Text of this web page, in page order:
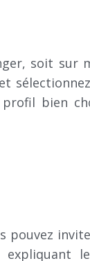
soit
bien
pouvez